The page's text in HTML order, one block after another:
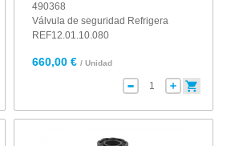
490368
Válvula de seguridad Refrigera
REF12.01.10.080
660,00 € / Unidad